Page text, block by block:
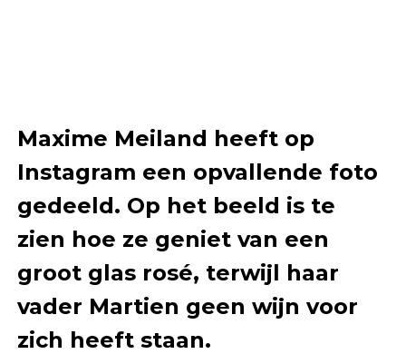
Maxime Meiland heeft op
Instagram een opvallende foto
gedeeld. Op het beeld is te
zien hoe ze geniet van een
groot glas rosé, terwijl haar
vader Martien geen wijn voor
zich heeft staan.